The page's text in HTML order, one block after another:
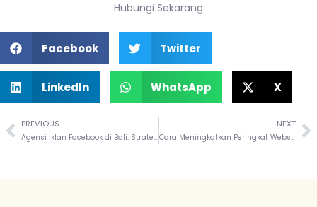
Hubungi Sekarang
Facebook Twitter
LinkedIn WhatsApp X
PREVIOUS
Agensi Iklan Facebook di Bali: Strategi Efektif untuk Meningkatkan Penjualan Anda
NEXT
Cara Meningkatkan Peringkat Website di Bali